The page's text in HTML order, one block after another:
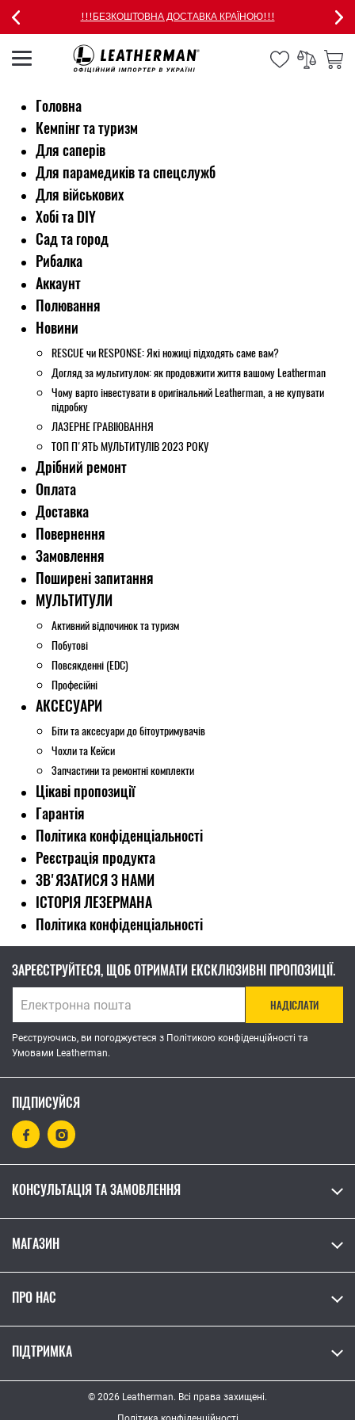
!!!БЕЗКОШТОВНА ДОСТАВКА КРАЇНОЮ!!!
Головна
Кемпінг та туризм
Для саперів
Для парамедиків та спецслужб
Для військових
Хобі та DIY
Сад та город
Рибалка
Аккаунт
Полювання
Новини
RESCUE чи RESPONSE: Які ножиці підходять саме вам?
Догляд за мультитулом: як продовжити життя вашому Leatherman
Чому варто інвестувати в оригінальний Leatherman, а не купувати
підробку
ЛАЗЕРНЕ ГРАВІЮВАННЯ
ТОП П'ЯТЬ МУЛЬТИТУЛІВ 2023 РОКУ
Дрібний ремонт
Оплата
Доставка
Повернення
Замовлення
Поширені запитання
МУЛЬТИТУЛИ
Активний відпочинок та туризм
Побутові
Повсякденні (EDC)
Професійні
АКСЕСУАРИ
Біти та аксесуари до бітоутримувачів
Чохли та Кейси
Запчастини та ремонтні комплекти
Цікаві пропозиції
Гарантія
Політика конфіденціальності
Реєстрація продукта
ЗВ'ЯЗАТИСЯ З НАМИ
ІСТОРІЯ ЛЕЗЕРМАНА
Політика конфіденціальності
ЗАРЕЄСТРУЙТЕСЯ, ЩОБ ОТРИМАТИ ЕКСКЛЮЗИВНІ ПРОПОЗИЦІЇ.
НАДІСЛАТИ
Реєструючись, ви погоджуєтеся з Політикою конфіденційності та
Умовами Leatherman.
ПІДПИСУЙСЯ
КОНСУЛЬТАЦІЯ ТА ЗАМОВЛЕННЯ
МАГАЗИН
ПРО НАС
ПІДТРИМКА
© 2026 Leatherman. Всі права захищені.